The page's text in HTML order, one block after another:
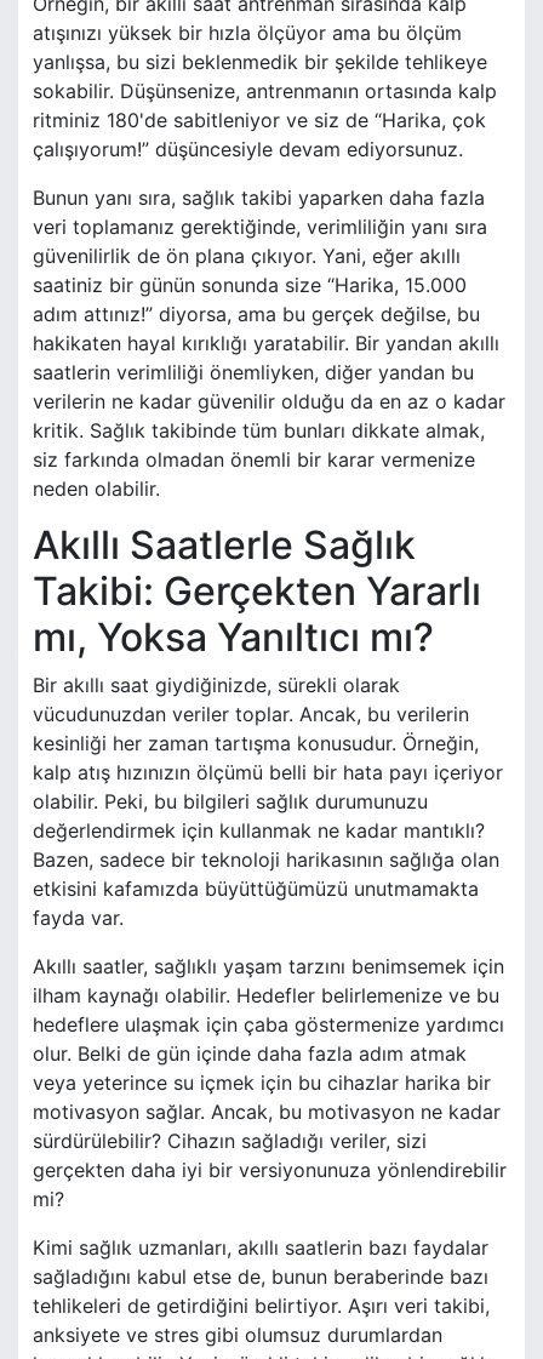
atışınızı yüksek bir hızla ölçüyor ama bu ölçüm
yanlışsa, bu sizi beklenmedik bir şekilde tehlikeye
sokabilir. Düşünsenize, antrenmanın ortasında kalp
ritminiz 180'de sabitleniyor ve siz de “Harika, çok
çalışıyorum!” düşüncesiyle devam ediyorsunuz.
Bunun yanı sıra, sağlık takibi yaparken daha fazla
veri toplamanız gerektiğinde, verimliliğin yanı sıra
güvenilirlik de ön plana çıkıyor. Yani, eğer akıllı
saatiniz bir günün sonunda size “Harika, 15.000
adım attınız!” diyorsa, ama bu gerçek değilse, bu
hakikaten hayal kırıklığı yaratabilir. Bir yandan akıllı
saatlerin verimliliği önemliyken, diğer yandan bu
verilerin ne kadar güvenilir olduğu da en az o kadar
kritik. Sağlık takibinde tüm bunları dikkate almak,
siz farkında olmadan önemli bir karar vermenize
neden olabilir.
Akıllı Saatlerle Sağlık
Takibi: Gerçekten Yararlı
mı, Yoksa Yanıltıcı mı?
Bir akıllı saat giydiğinizde, sürekli olarak
vücudunuzdan veriler toplar. Ancak, bu verilerin
kesinliği her zaman tartışma konusudur. Örneğin,
kalp atış hızınızın ölçümü belli bir hata payı içeriyor
olabilir. Peki, bu bilgileri sağlık durumunuzu
değerlendirmek için kullanmak ne kadar mantıklı?
Bazen, sadece bir teknoloji harikasının sağlığa olan
etkisini kafamızda büyüttüğümüzü unutmamakta
fayda var.
Akıllı saatler, sağlıklı yaşam tarzını benimsemek için
ilham kaynağı olabilir. Hedefler belirlemenize ve bu
hedeflere ulaşmak için çaba göstermenize yardımcı
olur. Belki de gün içinde daha fazla adım atmak
veya yeterince su içmek için bu cihazlar harika bir
motivasyon sağlar. Ancak, bu motivasyon ne kadar
sürdürülebilir? Cihazın sağladığı veriler, sizi
gerçekten daha iyi bir versiyonunuza yönlendirebilir
mi?
Kimi sağlık uzmanları, akıllı saatlerin bazı faydalar
sağladığını kabul etse de, bunun beraberinde bazı
tehlikeleri de getirdiğini belirtiyor. Aşırı veri takibi,
anksiyete ve stres gibi olumsuz durumlardan